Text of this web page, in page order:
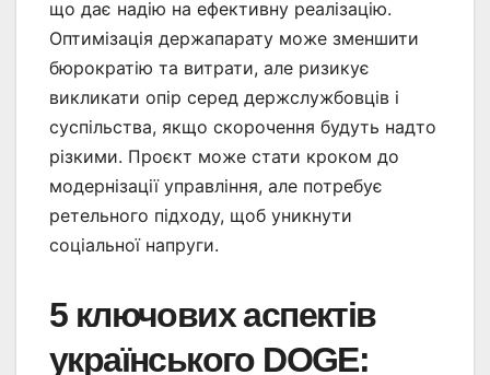
що дає надію на ефективну реалізацію.
Оптимізація держапарату може зменшити
бюрократію та витрати, але ризикує
викликати опір серед держслужбовців і
суспільства, якщо скорочення будуть надто
різкими. Проєкт може стати кроком до
модернізації управління, але потребує
ретельного підходу, щоб уникнути
соціальної напруги.
5 ключових аспектів
українського DOGE: